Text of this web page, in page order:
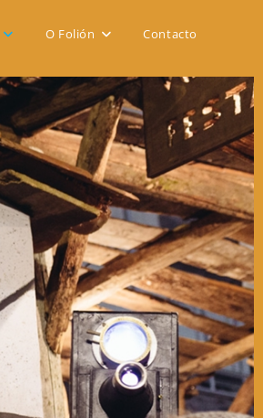
O Folión Contacto